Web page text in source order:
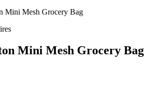
Mini Mesh Grocery Bag
Mini Mesh Grocery Bag